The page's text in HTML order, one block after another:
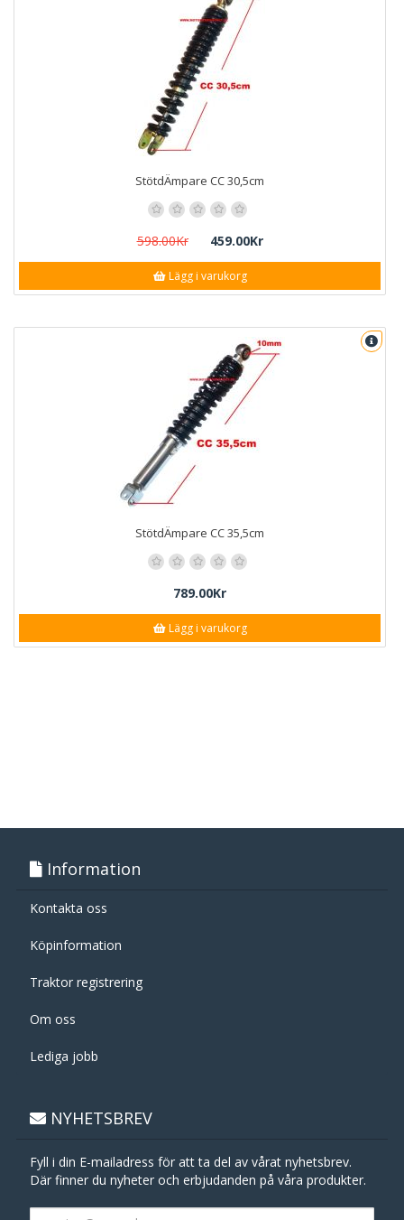
StötdÄmpare CC 30,5cm
598.00Kr 459.00Kr
Lägg i varukorg
StötdÄmpare CC 35,5cm
789.00Kr
Lägg i varukorg
Information
Kontakta oss
Köpinformation
Traktor registrering
Om oss
Lediga jobb
NYHETSBREV
Fyll i din E-mailadress för att ta del av vårat nyhetsbrev.
Där finner du nyheter och erbjudanden på våra produkter.